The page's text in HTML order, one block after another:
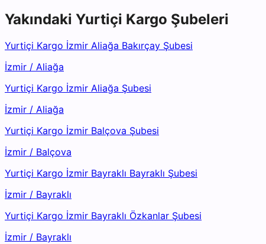
Yakındaki Yurtiçi Kargo Şubeleri
Yurtiçi Kargo İzmir Aliağa Bakırçay Şubesi
İzmir / Aliağa
Yurtiçi Kargo İzmir Aliağa Şubesi
İzmir / Aliağa
Yurtiçi Kargo İzmir Balçova Şubesi
İzmir / Balçova
Yurtiçi Kargo İzmir Bayraklı Bayraklı Şubesi
İzmir / Bayraklı
Yurtiçi Kargo İzmir Bayraklı Özkanlar Şubesi
İzmir / Bayraklı